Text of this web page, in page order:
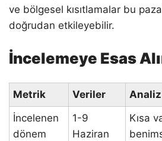
ve bölgesel kısıtlamalar bu
doğrudan etkileyebilir.
İncelemeye Esas
Metrik Veriler
İncelenen
dönem
1-9
Haziran
Kısa